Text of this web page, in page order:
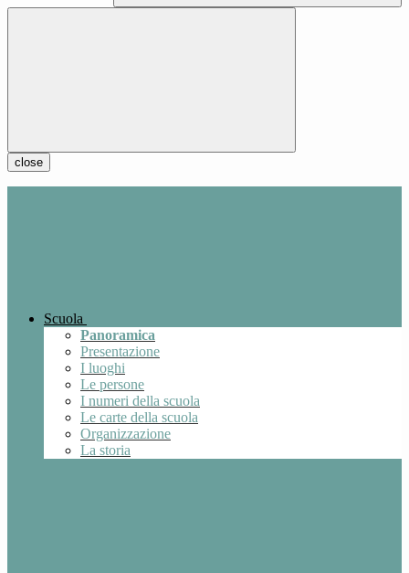
close
Scuola
Panoramica
Presentazione
I luoghi
Le persone
I numeri della scuola
Le carte della scuola
Organizzazione
La storia